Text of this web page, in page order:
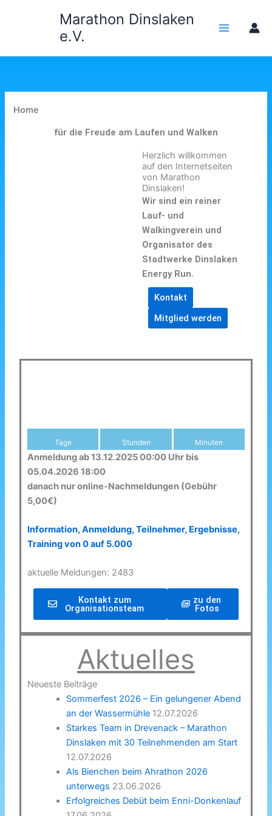
Marathon Dinslaken
e.V.
Home
für die Freude am Laufen und Walken
Herzlich willkommen
auf den Internetseiten
von Marathon
Dinslaken!
Wir sind ein reiner
Lauf- und
Walkingverein und
Organisator des
Stadtwerke Dinslaken
Energy Run.
Kontakt
Mitglied werden
Tage Stunden Minuten
Anmeldung ab 13.12.2025 00:00 Uhr bis
05.04.2026 18:00
danach nur online-Nachmeldungen (Gebühr
5,00€)
Information, Anmeldung, Teilnehmer, Ergebnisse,
Training von 0 auf 5.000
aktuelle Meldungen: 2483
Kontakt zum
Organisationsteam
zu den
Fotos
Aktuelles
Neueste Beiträge
Sommerfest 2026 – Ein gelungener Abend
an der Wassermühle 12.07.2026
Starkes Team in Drevenack – Marathon
Dinslaken mit 30 Teilnehmenden am Start
12.07.2026
Als Bienchen beim Ahrathon 2026
unterwegs 23.06.2026
Erfolgreiches Debüt beim Enni-Donkenlauf